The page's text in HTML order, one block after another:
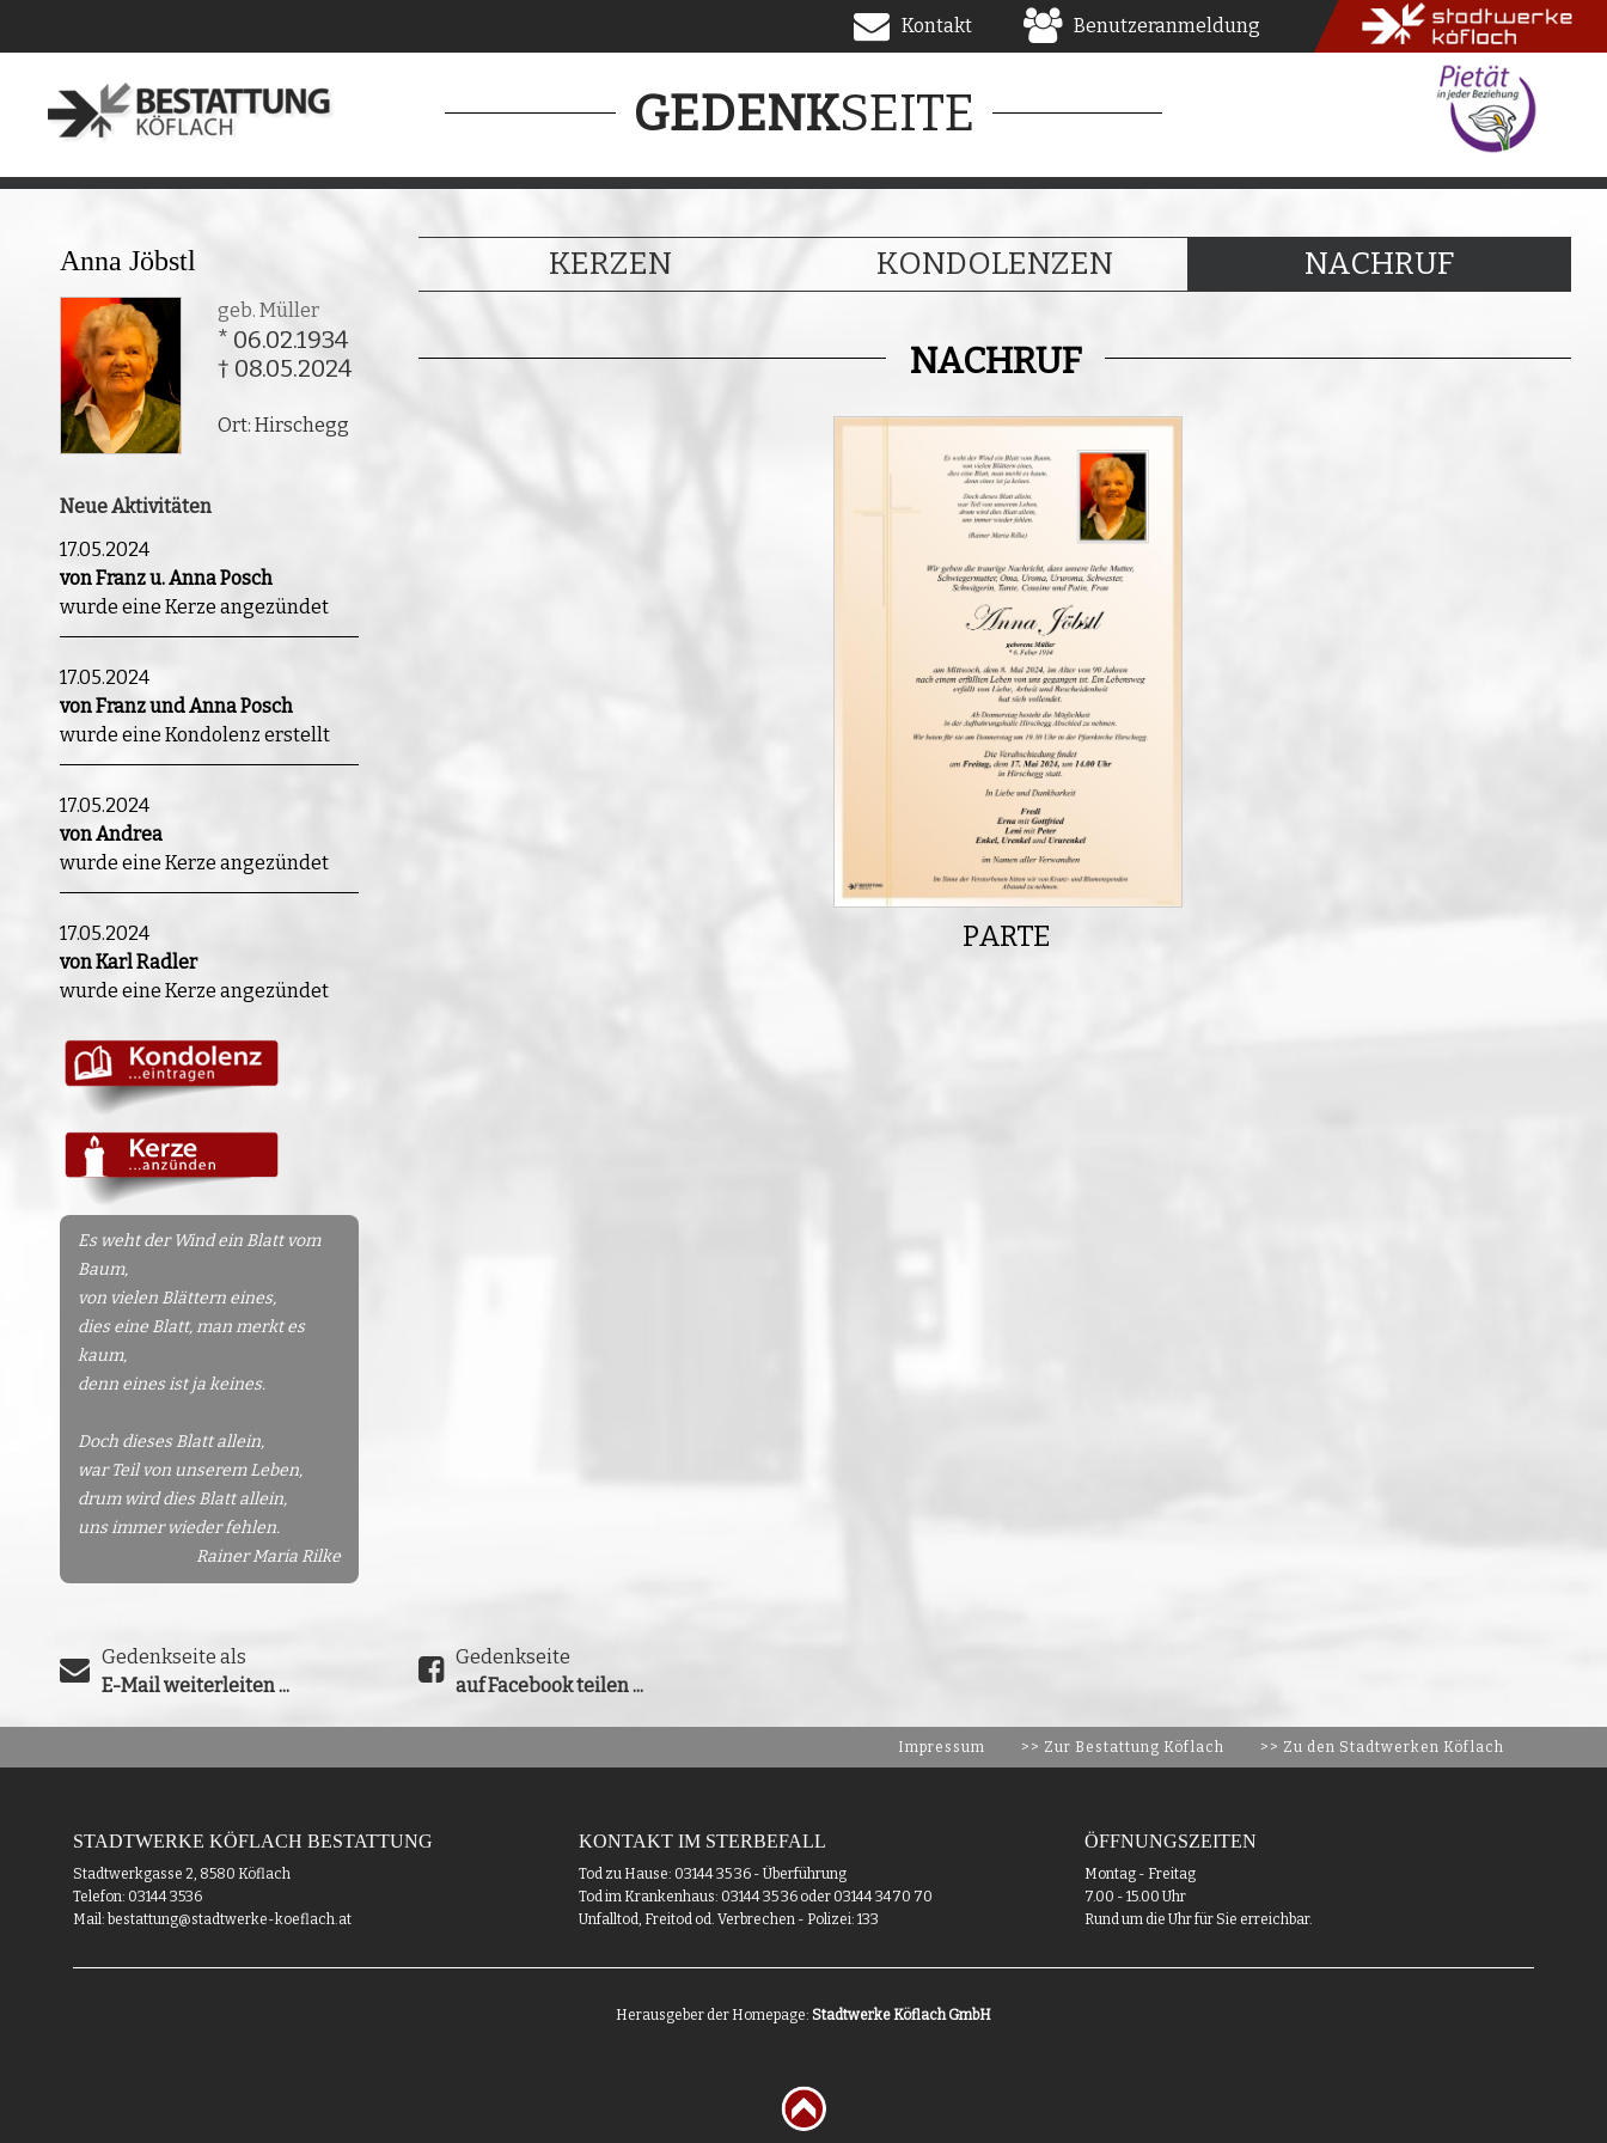
Kontakt Benutzeranmeldung
GEDENKSEITE
Anna Jöbstl
geb. Müller
* 06.02.1934
† 08.05.2024
Ort: Hirschegg
Neue Aktivitäten
17.05.2024
von Franz u. Anna Posch
wurde eine Kerze angezündet
17.05.2024
von Franz und Anna Posch
wurde eine Kondolenz erstellt
17.05.2024
von Andrea
wurde eine Kerze angezündet
17.05.2024
von Karl Radler
wurde eine Kerze angezündet
Es weht der Wind ein Blatt vom
Baum,
von vielen Blättern eines,
dies eine Blatt, man merkt es
kaum,
denn eines ist ja keines.
Doch dieses Blatt allein,
war Teil von unserem Leben,
drum wird dies Blatt allein,
uns immer wieder fehlen.
Rainer Maria Rilke
KERZEN KONDOLENZEN NACHRUF
NACHRUF
PARTE
Gedenkseite als
E-Mail weiterleiten ...
Gedenkseite
auf Facebook teilen ...
Impressum >> Zur Bestattung Köflach >> Zu den Stadtwerken Köflach
STADTWERKE KÖFLACH BESTATTUNG
Stadtwerkgasse 2, 8580 Köflach
Telefon: 03144 3536
Mail: bestattung@stadtwerke-koeflach.at
KONTAKT IM STERBEFALL
Tod zu Hause: 03144 35 36 - Überführung
Tod im Krankenhaus: 03144 35 36 oder 03144 3470 70
Unfalltod, Freitod od. Verbrechen - Polizei: 133
ÖFFNUNGSZEITEN
Montag - Freitag
7.00 - 15.00 Uhr
Rund um die Uhr für Sie erreichbar.
Herausgeber der Homepage: Stadtwerke Köflach GmbH